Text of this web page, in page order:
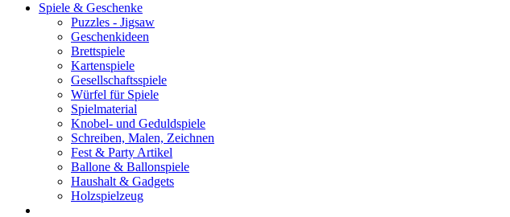
Spiele & Geschenke
Puzzles - Jigsaw
Geschenkideen
Brettspiele
Kartenspiele
Gesellschaftsspiele
Würfel für Spiele
Spielmaterial
Knobel- und Geduldspiele
Schreiben, Malen, Zeichnen
Fest & Party Artikel
Ballone & Ballonspiele
Haushalt & Gadgets
Holzspielzeug